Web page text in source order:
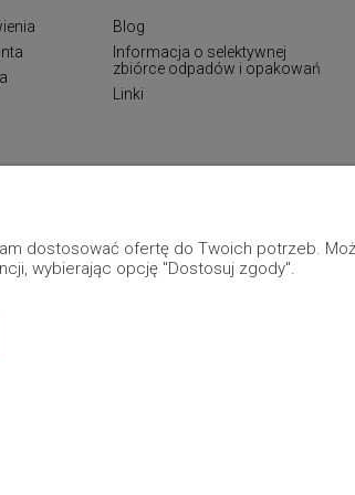
Blog
Informacja o selektywnej
zbiórce odpadów i opakowań
Linki
dostosować ofertę do Twoich potrzeb.
wybierając opcję "Dostosuj zgody".